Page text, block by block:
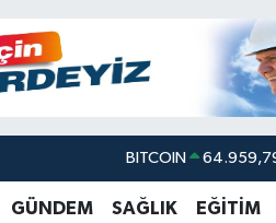
DOLAR 47,7436
EURO 55,2510
GÜNDEM SAĞLIK EĞİTİM